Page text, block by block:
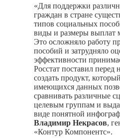
«Для поддержки
граждан в стране
типов социальных
виды и размеры выплат
Это осложняло работу
пособий и затрудняло
эффективности
Росстат поставил перед
создать продукт,
имеющихся данных
сравнивать различные
целевым группам и
виде понятной
Владимир Некрасов,
«Контур Компонентс».